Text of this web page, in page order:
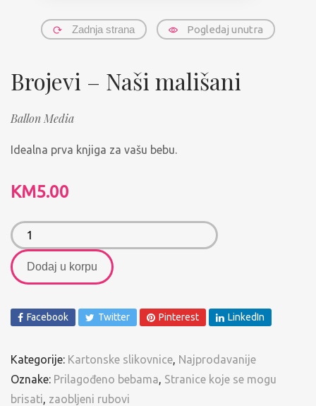
Zadnja strana Pogledaj unutra
Brojevi – Naši mališani
Ballon Media
Idealna prva knjiga za vašu bebu.
KM5.00
Dodaj u korpu
Facebook Twitter Pinterest LinkedIn
Kategorije: Kartonske slikovnice, Najprodavanije
Oznake: Prilagođeno bebama, Stranice koje se mogu
brisati, zaobljeni rubovi